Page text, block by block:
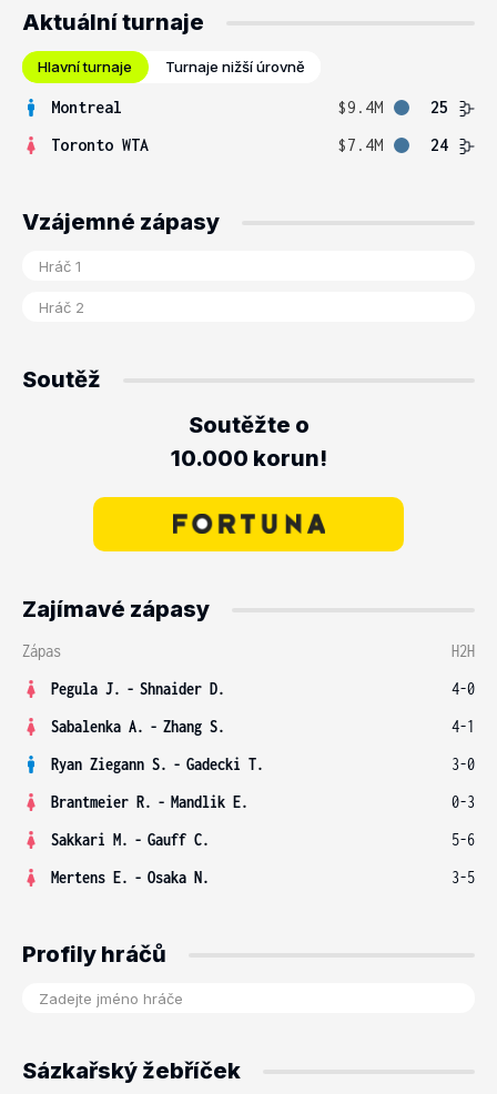
Aktuální turnaje
Hlavní turnaje Turnaje nižší úrovně
Montreal $9.4M
25
Toronto WTA
$7.4M 24
Vzájemné zápasy
Soutěž
Soutěžte o
10.000 korun!
Zajímavé zápasy
Zápas
H2H
Pegula J. - Shnaider D.
4-0
Sabalenka A. - Zhang S.
4-1
Ryan Ziegann S. - Gadecki T.
3-0
Brantmeier R. - Mandlik E.
0-3
Sakkari M. - Gauff C.
5-6
Mertens E. - Osaka N. 3-5
Profily hráčů
Sázkařský žebříček